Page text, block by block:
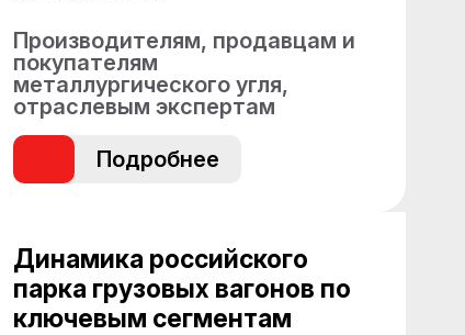
Производителям, продавцам и
покупателям
металлургического угля,
отраслевым экспертам
Подробнее
Динамика российского
парка грузовых вагонов по
ключевым сегментам